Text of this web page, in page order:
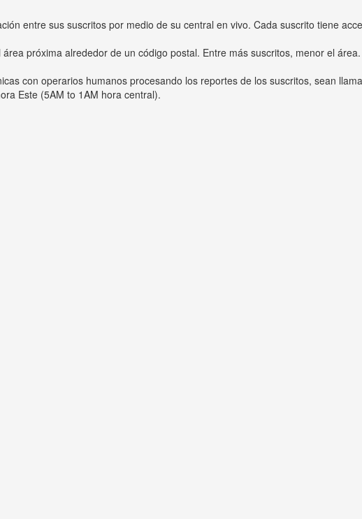
entre sus suscritos por medio de su central en vivo. Cada suscrito tiene
próxima alrededor de un código postal. Entre más suscritos, menor el área.
con operarios humanos procesando los reportes de los suscritos, sean
Este (5AM to 1AM hora central).